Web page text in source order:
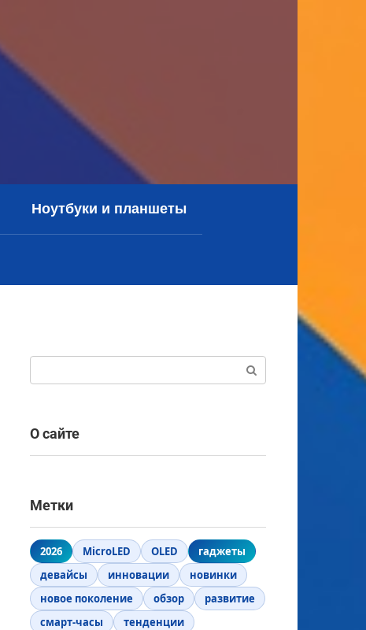
Ноутбуки и планшеты
О сайте
Метки
2026 MicroLED OLED
гаджеты
девайсы
инновации
новинки
новое поколение
обзор
развитие
смарт-часы
тенденции